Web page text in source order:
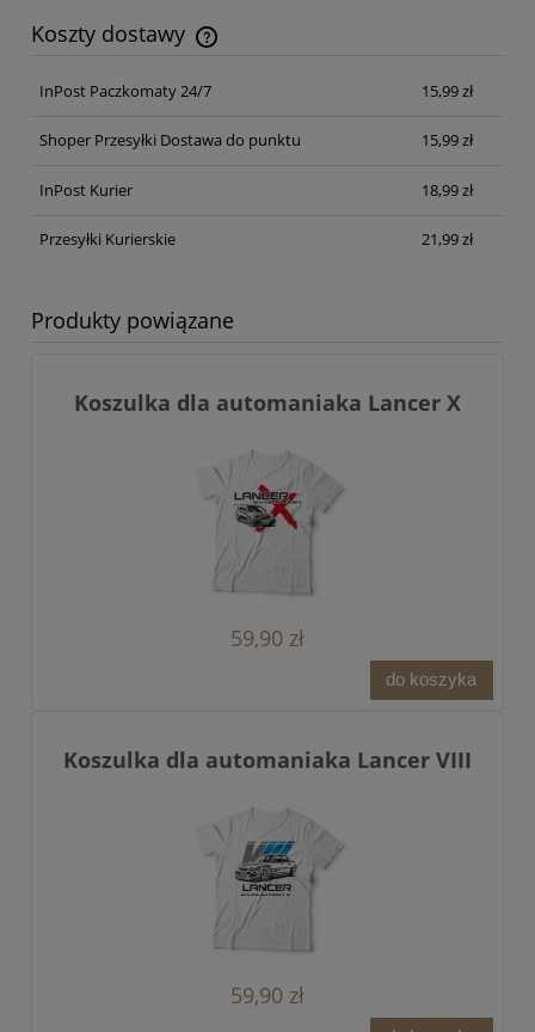
Koszty dostawy
Cena nie zawiera ewentualnych kosztów płatności
InPost Paczkomaty 24/7
15,99 zł
Shoper Przesyłki Dostawa do punktu 15,99 zł
InPost Kurier 18,99 zł
Przesyłki Kurierskie 21,99 zł
Produkty powiązane
Koszulka dla automaniaka Lancer X
59,90 zł
do koszyka
Koszulka dla automaniaka Lancer VIII
59,90 zł